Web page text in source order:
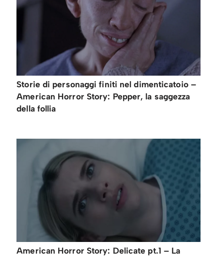
Storie di personaggi finiti nel dimenticatoio –
American Horror Story: Pepper, la saggezza
della follia
American Horror Story: Delicate pt.1 – La